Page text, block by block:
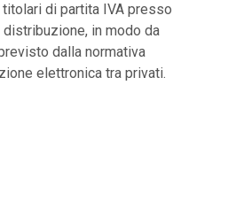
di partita IVA presso
in modo da
dalla normativa
elettronica tra privati.